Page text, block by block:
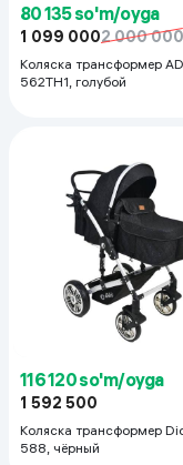
80 135 so'm/oyga
1 099 0002 000 000
Коляска трансформер
562TH1, голубой
116 120 so'm/oyga
1 592 500
Коляска трансформер
588, чёрный